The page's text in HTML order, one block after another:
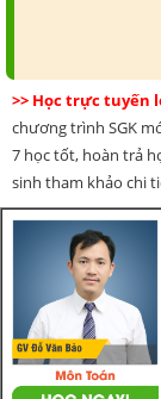
>> Học trực tuyến
chương trình SGK
7 học tốt, hoàn trả
sinh tham khảo chi